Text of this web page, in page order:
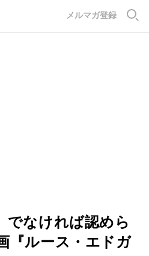
メルマガ登録
でなければ認めら
ルース・エドガ